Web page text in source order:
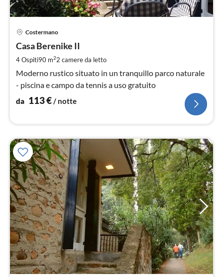
Costermano
Casa Berenike II
4 Ospiti90 m22 camere da letto
Moderno rustico situato in un tranquillo parco naturale
- piscina e campo da tennis a uso gratuito
da 113€/ notte